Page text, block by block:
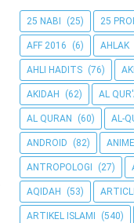
25 NABI (25) 25
AFF 2016 (6) AHLAK
AHLI HADITS (76)
AKIDAH (62) AL
AL QURAN (60) AL-
ANDROID (82) ANIME
ANTROPOLOGI (27)
AQIDAH (53)
ARTIKEL ISLAMI (540)